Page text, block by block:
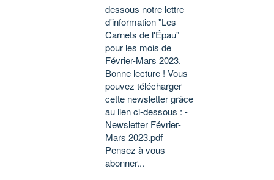
dessous notre lettre
d'information "Les
Carnets de l'Épau"
pour les mois de
Février-Mars 2023.
Bonne lecture ! Vous
pouvez télécharger
cette newsletter grâce
au lien ci-dessous : -
Newsletter Février-
Mars 2023.pdf
Pensez à vous
abonner...